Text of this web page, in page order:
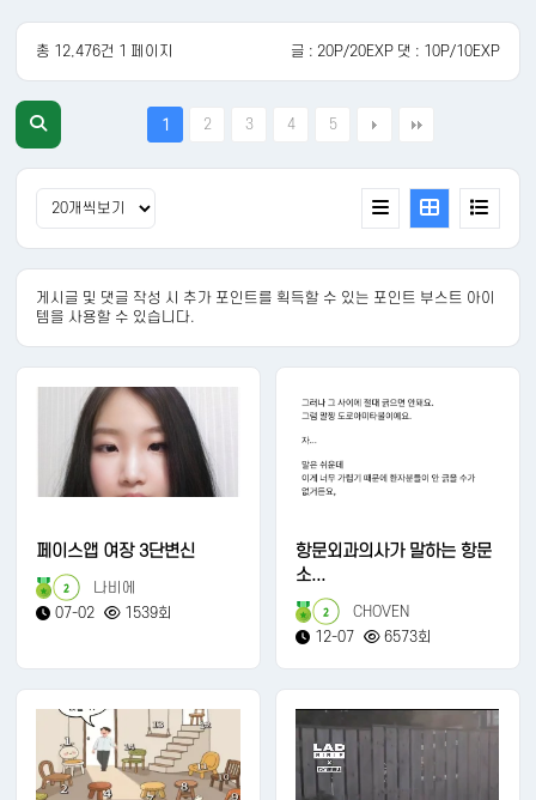
총 12,476건 1 페이지 글 : 20P/20EXP 댓 : 10P/10EXP
1 2 3 4 5
게시글 및 댓글 작성 시 추가 포인트를 획득할 수 있는 포인트 부스트 아이
템을 사용할 수 있습니다.
페이스앱 여장 3단변신
2
나비에
07-02
1539회
항문외과의사가 말하는 항문
소...
2
CHOVEN
12-07
6573회